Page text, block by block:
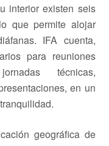
interior existen seis
que permite alojar
IFA cuenta,
para reuniones
técnicas,
en un
geográfica de